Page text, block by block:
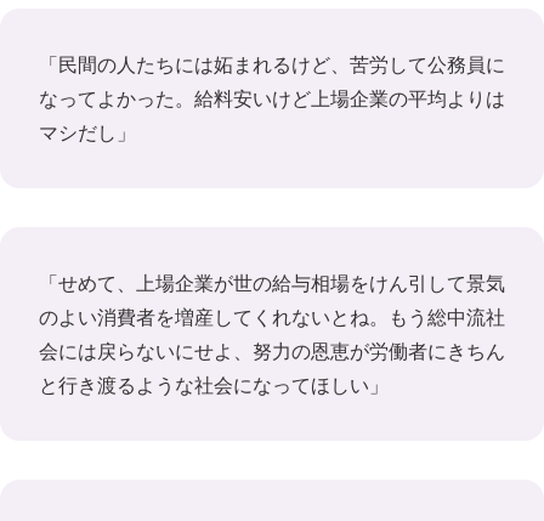
「民間の人たちには妬まれるけど、苦労して公務員に
なってよかった。給料安いけど上場企業の平均よりは
マシだし」
「せめて、上場企業が世の給与相場をけん引して景気
のよい消費者を増産してくれないとね。もう総中流社
会には戻らないにせよ、努力の恩恵が労働者にきちん
と行き渡るような社会になってほしい」